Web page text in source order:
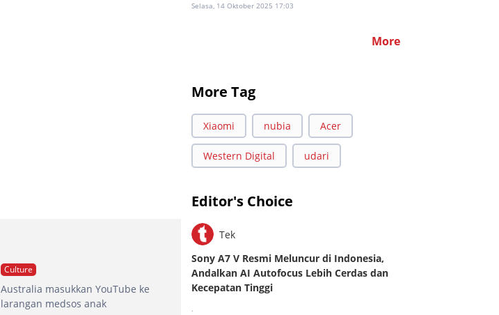
Culture
Australia masukkan YouTube ke
larangan medsos anak
Selasa, 14 Oktober 2025 17:03
More
More Tag
Xiaomi nubia Acer
Western Digital udari
Editor's Choice
Tek
Sony A7 V Resmi Meluncur di Indonesia,
Andalkan AI Autofocus Lebih Cerdas dan
Kecepatan Tinggi
.